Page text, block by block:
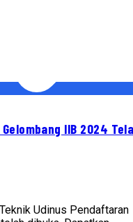
IIB 2024
Udinus Pendaftaran